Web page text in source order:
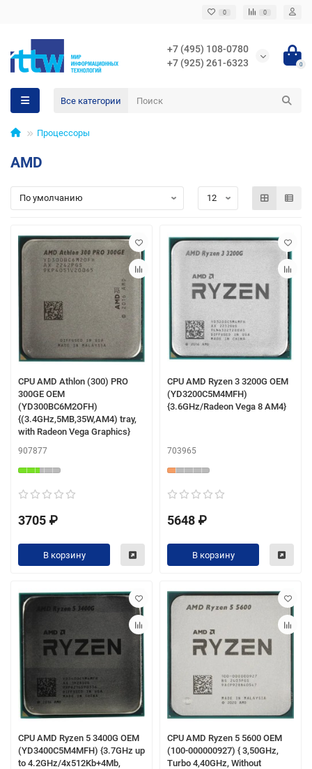
0 0
+7 (495) 108-0780
+7 (925) 261-6323
0
Все категории
Процессоры
AMD
CPU AMD Athlon (300) PRO
300GE OEM
(YD300BC6M2OFH)
{(3.4GHz,5MB,35W,AM4) tray,
with Radeon Vega Graphics}
907877
3705 ₽
В корзину
CPU AMD Ryzen 3 3200G OEM
(YD3200C5M4MFH)
{3.6GHz/Radeon Vega 8 AM4}
703965
5648 ₽
В корзину
CPU AMD Ryzen 5 3400G OEM
(YD3400C5M4MFH) {3.7GHz up
to 4.2GHz/4x512Kb+4Mb,
CPU AMD Ryzen 5 5600 OEM
(100-000000927) { 3,50GHz,
Turbo 4,40GHz, Without